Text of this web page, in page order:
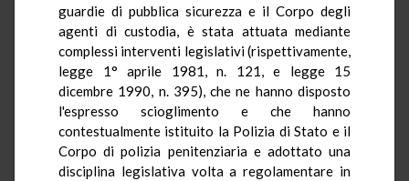
guardie di pubblica sicurezza e il Corpo degli
agenti di custodia, è stata attuata mediante
complessi interventi legislativi (rispettivamente,
legge 1° aprile 1981, n. 121, e legge 15
dicembre 1990, n. 395), che ne hanno disposto
l'espresso scioglimento e che hanno
contestualmente istituito la Polizia di Stato e il
Corpo di polizia penitenziaria e adottato una
disciplina legislativa volta a regolamentare in